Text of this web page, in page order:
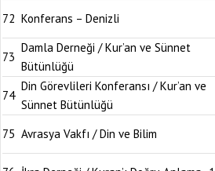
72 Konferans – Denizli
73
Damla Derneği / Kur’an ve Sünnet
Bütünlüğü
74
Din Görevlileri Konferansı / Kur’an ve
Sünnet Bütünlüğü
75 Avrasya Vakfı / Din ve Bilim